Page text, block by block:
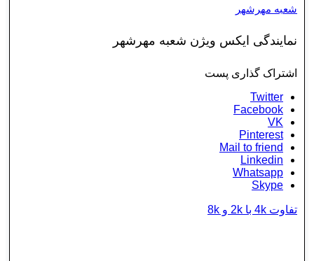
شعبه مهرشهر
نمایندگی ایکس ویژن شعبه مهرشهر
اشتراک گذاری پست
Twitter
Facebook
VK
Pinterest
Mail to friend
Linkedin
Whatsapp
Skype
تفاوت 4k با 2k و 8k